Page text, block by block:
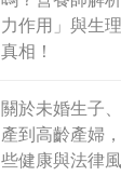
力作用」與生
真相！
關於未婚生子
產到高齡產婦
些健康與法律